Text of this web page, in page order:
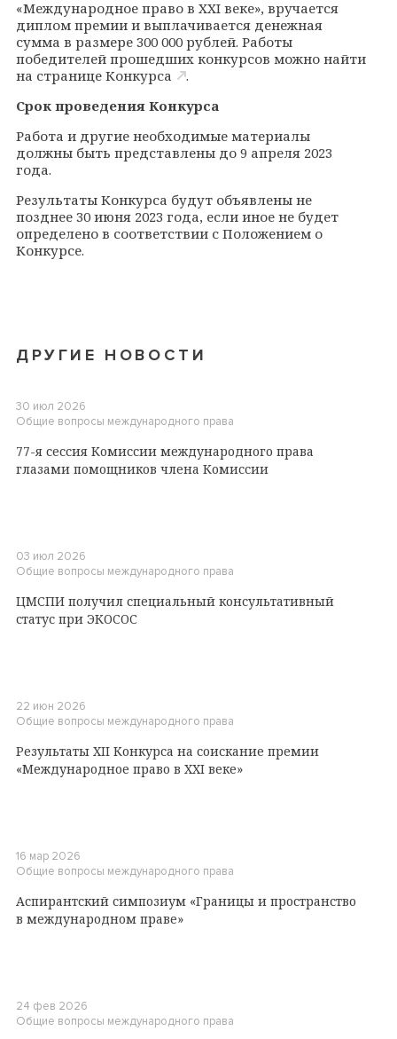
«Международное право в XXI веке», вручается
диплом премии и выплачивается денежная
сумма в размере 300 000 рублей. Работы
победителей прошедших конкурсов можно найти
на странице Конкурса
.
Срок проведения Конкурса
Работа и другие необходимые материалы
должны быть представлены до 9 апреля 2023
года.
Результаты Конкурса будут объявлены не
позднее 30 июня 2023 года, если иное не будет
определено в соответствии с Положением о
Конкурсе.
ДРУГИЕ НОВОСТИ
30 июл 2026
Общие вопросы международного права
77-я сессия Комиссии международного права
глазами помощников члена Комиссии
03 июл 2026
Общие вопросы международного права
ЦМСПИ получил специальный консультативный
статус при ЭКОСОС
22 июн 2026
Общие вопросы международного права
Результаты XII Конкурса на соискание премии
«Международное право в XXI веке»
16 мар 2026
Общие вопросы международного права
Аспирантский симпозиум «Границы и пространство
в международном праве»
24 фев 2026
Общие вопросы международного права